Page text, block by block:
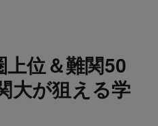
上位＆難関50
大が狙える学